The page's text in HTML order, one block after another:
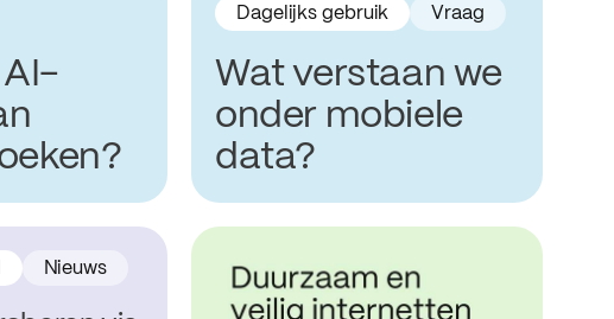
AI-
Wat verstaan we
onder mobiele
data?
Dagelijks gebruik Vraag
Nieuws